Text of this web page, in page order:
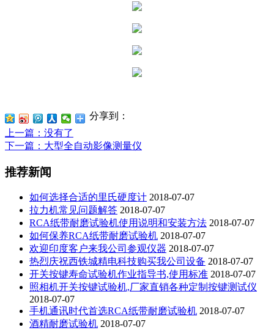
分享到：
上一篇 ：没有了
下一篇 ：大型全自动影像测量仪
推荐新闻
如何选择合适的里氏硬度计 2018-07-07
拉力机常见问题解答 2018-07-07
RCA纸带耐磨试验机使用说明和安装方法 2018-07-07
如何保养RCA纸带耐磨试验机 2018-07-07
欢迎印度客户来我公司参观仪器 2018-07-07
热烈庆祝西铁城精电科技购买我公司设备 2018-07-07
开关按键寿命试验机作业指导书,使用标准 2018-07-07
照相机开关按键试验机,厂家直销各种定制按键测试仪
2018-07-07
手机通讯时代首选RCA纸带耐磨试验机 2018-07-07
酒精耐磨试验机 2018-07-07